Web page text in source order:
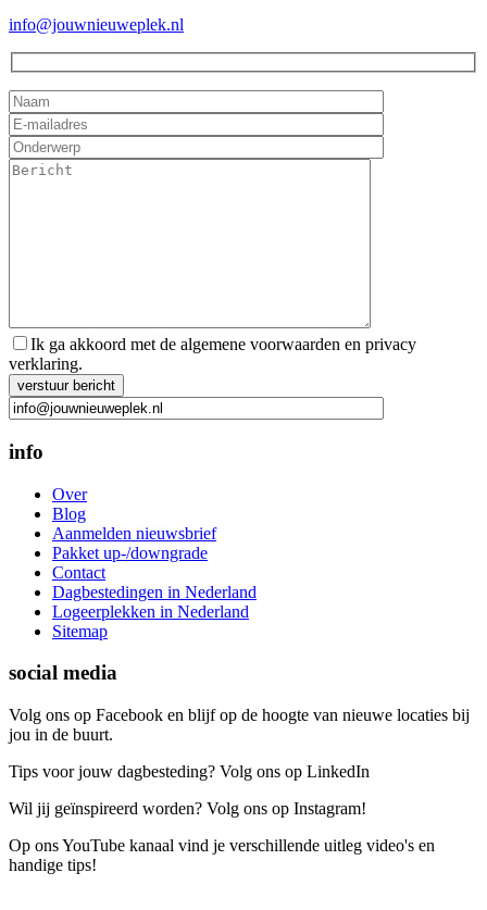
info@jouwnieuweplek.nl
Ik ga akkoord met de algemene voorwaarden en privacy
verklaring.
Gelieve dit veld leeg te laten.
info
Over
Blog
Aanmelden nieuwsbrief
Pakket up-/downgrade
Contact
Dagbestedingen in Nederland
Logeerplekken in Nederland
Sitemap
social media
Volg ons op Facebook en blijf op de hoogte van nieuwe locaties bij
jou in de buurt.
Tips voor jouw dagbesteding? Volg ons op LinkedIn
Wil jij geïnspireerd worden? Volg ons op Instagram!
Op ons YouTube kanaal vind je verschillende uitleg video's en
handige tips!